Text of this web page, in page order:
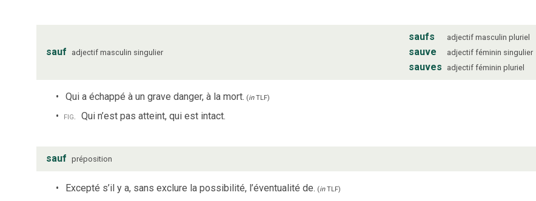
sauf adjectif masculin singulier
saufs adjectif masculin pluriel
sauve adjectif féminin singulier
sauves adjectif féminin pluriel
Qui a échappé à un grave danger, à la mort. (inTLF)
fig. Qui n’est pas atteint, qui est intact.
sauf préposition
Excepté s’il y a, sans exclure la possibilité, l’éventualité de. (inTLF)